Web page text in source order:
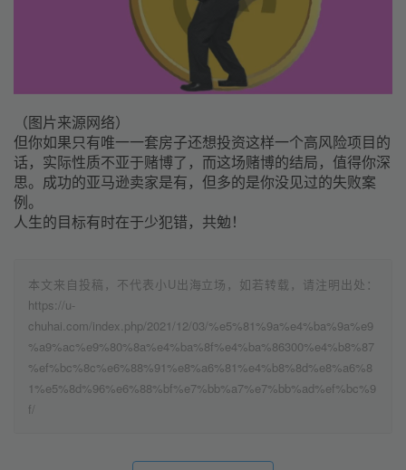
（图片来源网络）
但你如果只有唯一一套房子还想投资这样一个高风险项目的
话，实际性质不亚于赌博了，而这场赌博的结局，值得你深
思。成功的亚马逊卖家是有，但多的是你没见过的失败案
例。
人生的目标有时在于少犯错，共勉！
本文来自投稿，不代表小U出海立场，如若转载，请注明出处：
https://u-
chuhai.com/index.php/2021/12/03/%e5%81%9a%e4%ba%9a%e9
%a9%ac%e9%80%8a%e4%ba%8f%e4%ba%86300%e4%b8%87
%ef%bc%8c%e6%88%91%e8%a6%81%e4%b8%8d%e8%a6%8
1%e5%8d%96%e6%88%bf%e7%bb%a7%e7%bb%ad%ef%bc%9
f/